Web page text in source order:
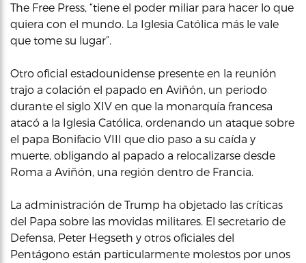
The Free Press, “tiene el poder miliar para hacer lo que
quiera con el mundo. La Iglesia Católica más le vale
que tome su lugar”.
Otro oficial estadounidense presente en la reunión
trajo a colación el papado en Aviñón, un periodo
durante el siglo XIV en que la monarquía francesa
atacó a la Iglesia Católica, ordenando un ataque sobre
el papa Bonifacio VIII que dio paso a su caída y
muerte, obligando al papado a relocalizarse desde
Roma a Aviñón, una región dentro de Francia.
La administración de Trump ha objetado las críticas
del Papa sobre las movidas militares. El secretario de
Defensa, Peter Hegseth y otros oficiales del
Pentágono están particularmente molestos por unos